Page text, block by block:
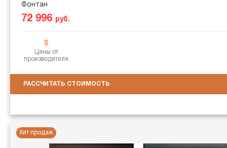
Фонтан
72 996 руб.
Цены от
производителя
РАССЧИТАТЬ СТОИМОСТЬ
Хит продаж